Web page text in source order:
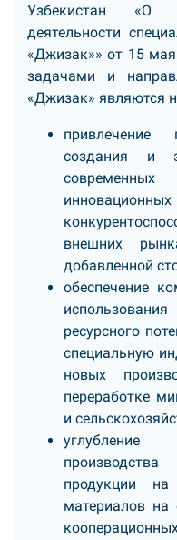
Узбекистан «О
деятельности
«Джизак»» от 15
задачами и
«Джизак» являются
создания и
внешних
добавленной
обеспечение
ресурсного
специальную
новых
переработке
и
углубление
продукции
материалов на